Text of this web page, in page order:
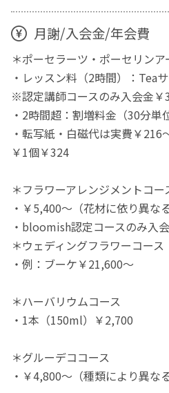
月謝/入会金/年会費
＊ポーセラーツ・ポーセリン
・レッスン料（2時間）：Tea
※認定講師コースのみ入会金￥
・2時間超：割増料金（30分単
・転写紙・白磁代は実費￥
￥1個￥324
＊フラワーアレンジメントコー
・￥5,400～（花材に依り異なる
・bloomish認定コースのみ入
＊ウェディングフラワーコース
・例：ブーケ￥21,600～
＊ハーバリウムコース
・1本（150ml）￥2,700
＊グルーデココース
・￥4,800～（種類により異なる